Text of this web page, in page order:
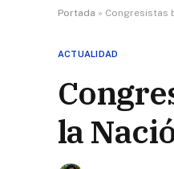
Portada » Congresistas
ACTUALIDAD
la